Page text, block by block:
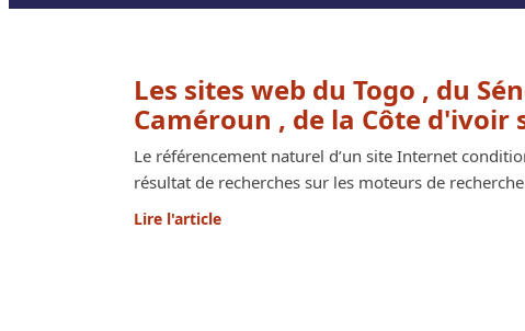
Les sites web du Togo , du
Caméroun , de la Côte d'ivoir
Le référencement naturel d’un site Internet
résultat de recherches sur les moteurs de
Lire l'article